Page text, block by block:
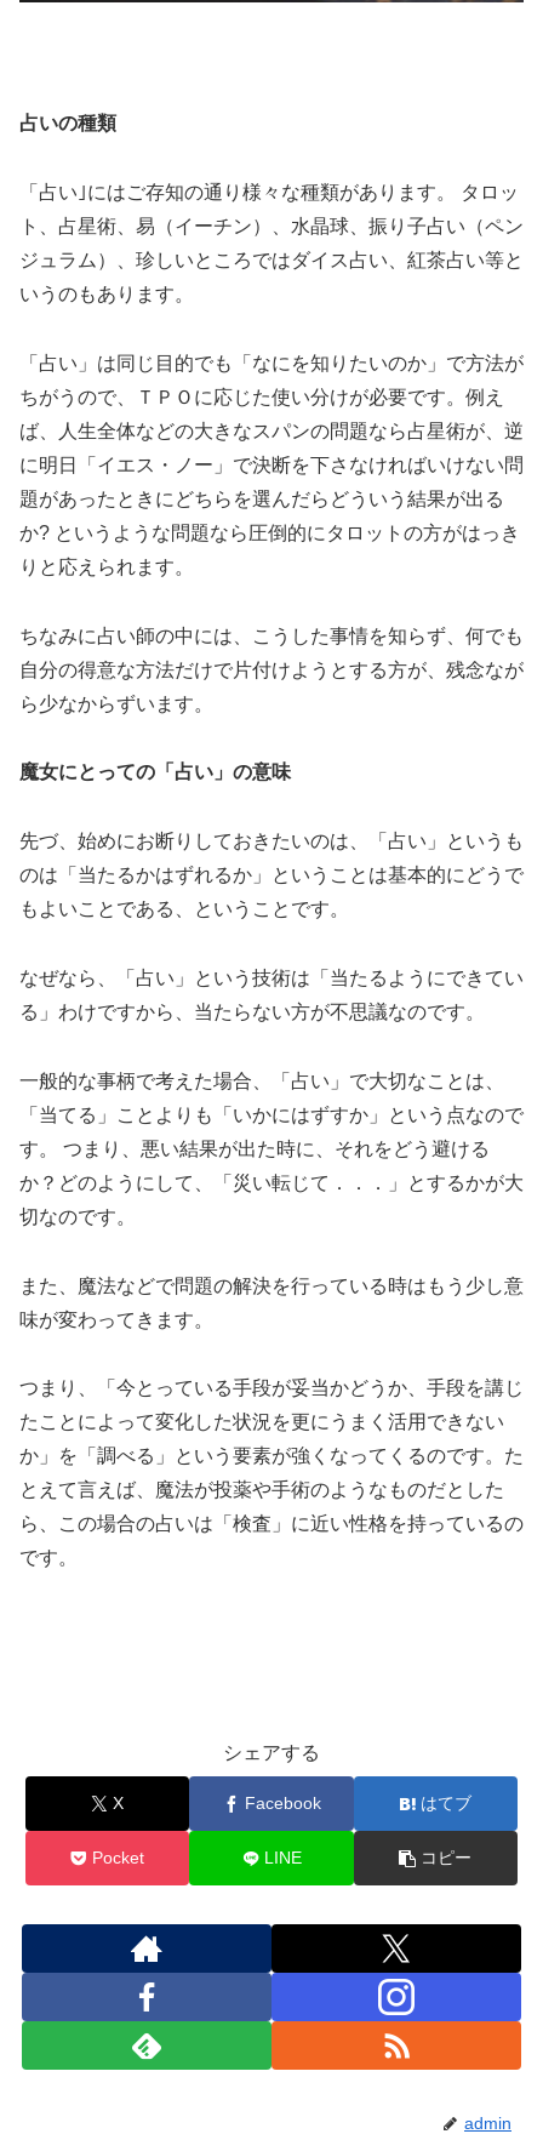
占いの種類
「占い｣にはご存知の通り様々な種類があります。 タロッ
ト、占星術、易（イーチン）、水晶球、振り子占い（ペン
ジュラム）、珍しいところではダイス占い、紅茶占い等と
いうのもあります。
「占い」は同じ目的でも「なにを知りたいのか」で方法が
ちがうので、ＴＰＯに応じた使い分けが必要です。例え
ば、人生全体などの大きなスパンの問題なら占星術が、逆
に明日「イエス・ノー」で決断を下さなければいけない問
題があったときにどちらを選んだらどういう結果が出る
か? というような問題なら圧倒的にタロットの方がはっき
りと応えられます。
ちなみに占い師の中には、こうした事情を知らず、何でも
自分の得意な方法だけで片付けようとする方が、残念なが
ら少なからずいます。
魔女にとっての「占い」の意味
先づ、始めにお断りしておきたいのは、「占い」というも
のは「当たるかはずれるか」ということは基本的にどうで
もよいことである、ということです。
なぜなら、「占い」という技術は「当たるようにできてい
る」わけですから、当たらない方が不思議なのです。
一般的な事柄で考えた場合、「占い」で大切なことは、
「当てる」ことよりも「いかにはずすか」という点なので
す。 つまり、悪い結果が出た時に、それをどう避ける
か？どのようにして、「災い転じて．．．」とするかが大
切なのです。
また、魔法などで問題の解決を行っている時はもう少し意
味が変わってきます。
つまり、「今とっている手段が妥当かどうか、手段を講じ
たことによって変化した状況を更にうまく活用できない
か」を「調べる」という要素が強くなってくるのです。た
とえて言えば、魔法が投薬や手術のようなものだとした
ら、この場合の占いは「検査」に近い性格を持っているの
です。
シェアする
X Facebook はてブ
Pocket LINE コピー
admin